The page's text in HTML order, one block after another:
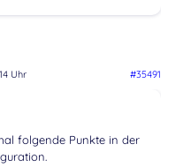
Uhr #35491
folgende Punkte in der